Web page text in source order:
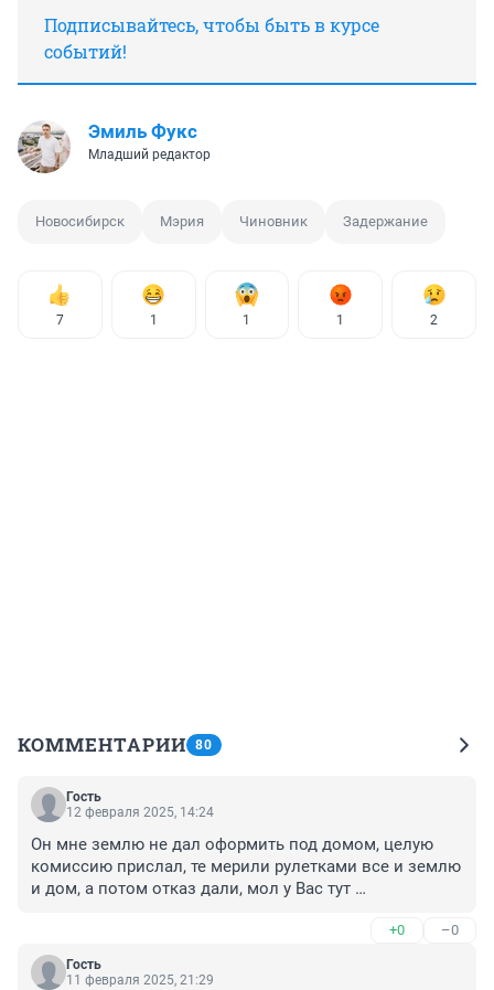
Подписывайтесь, чтобы быть в курсе
событий!
Эмиль Фукс
Младший редактор
Новосибирск Мэрия Чиновник Задержание
7 1 1 1 2
КОММЕНТАРИИ 80
Гость
12 февраля 2025, 14:24
Он мне землю не дал оформить под домом, целую
комиссию прислал, те мерили рулетками все и землю
и дом, а потом отказ дали, мол у Вас тут
так что кукишь Вам а не земля, так поживете, меньше
с Вами потом хлопот при сносе. У приятеля тоже
отказали по земле когда пошел оформлять, красных
+0 –0
Гость
11 февраля 2025, 21:29